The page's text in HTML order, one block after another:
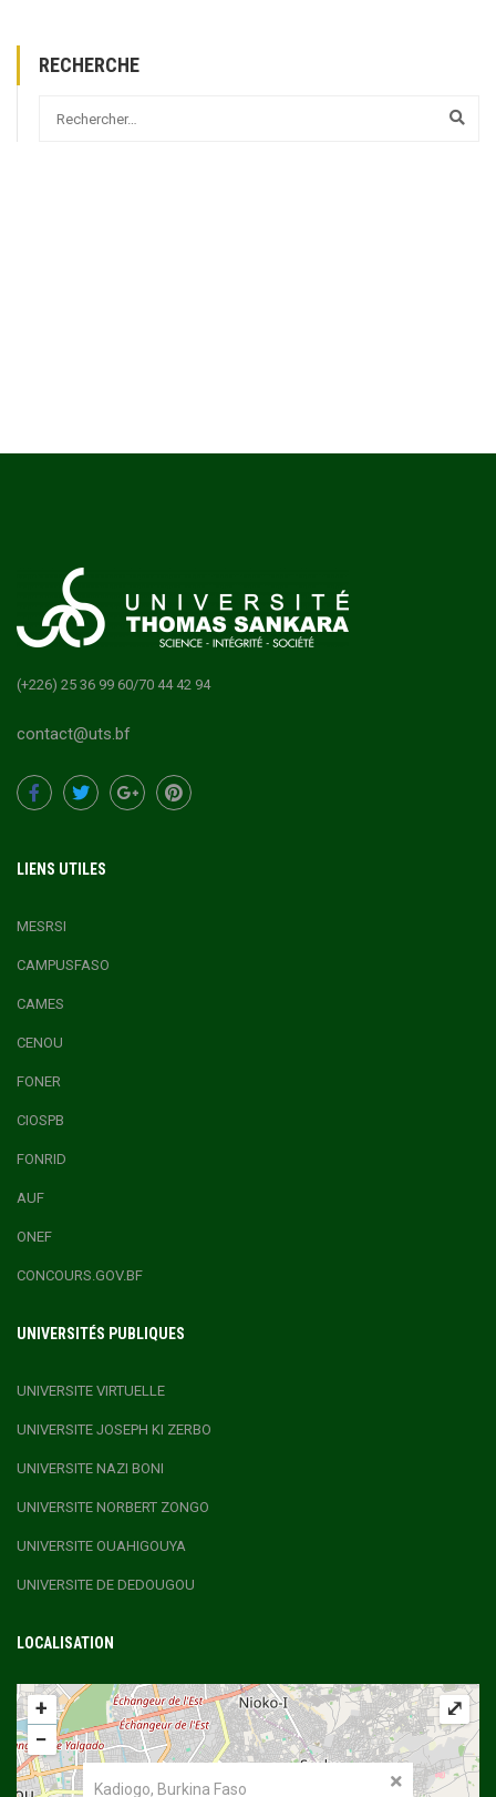
RECHERCHE
(+226) 25 36 99 60/70 44 42 94
contact@uts.bf
LIENS UTILES
MESRSI
CAMPUSFASO
CAMES
CENOU
FONER
CIOSPB
FONRID
AUF
ONEF
CONCOURS.GOV.BF
UNIVERSITÉS PUBLIQUES
UNIVERSITE VIRTUELLE
UNIVERSITE JOSEPH KI ZERBO
UNIVERSITE NAZI BONI
UNIVERSITE NORBERT ZONGO
UNIVERSITE OUAHIGOUYA
UNIVERSITE DE DEDOUGOU
LOCALISATION
Kadiogo, Burkina Faso
+
−
⤢